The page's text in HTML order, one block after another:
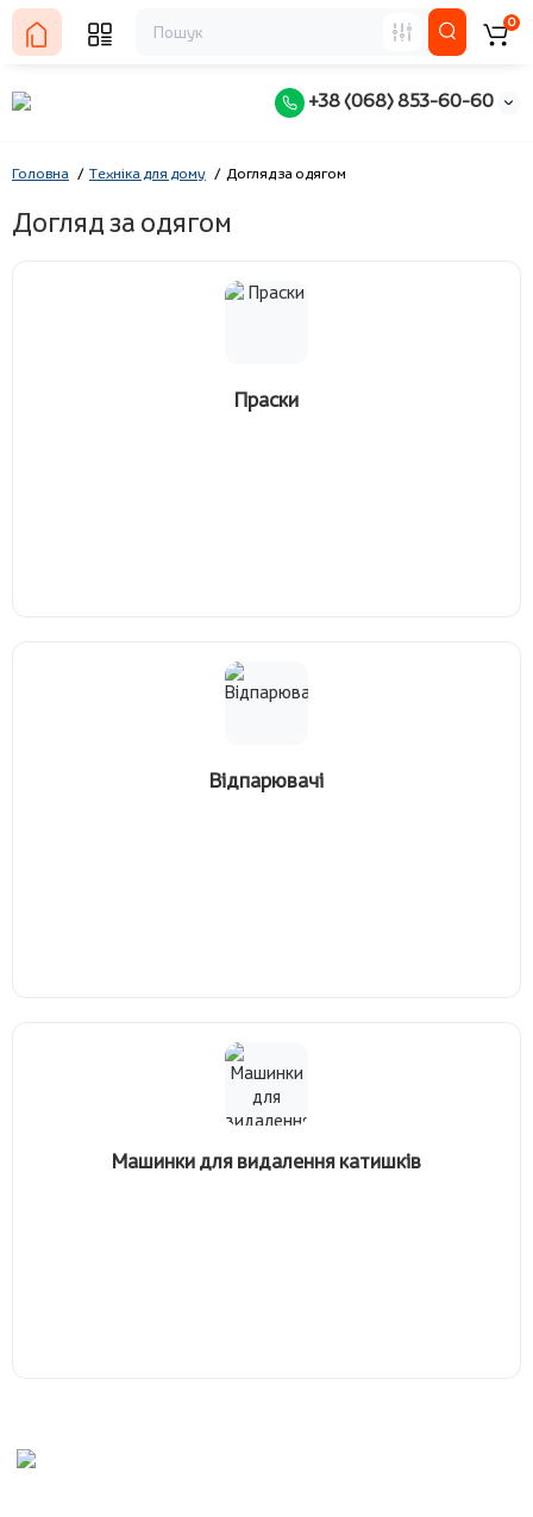
+38 (068) 853-60-60
0
Головна Техніка для дому Догляд за одягом
Догляд за одягом
Праски
Відпарювачі
Машинки для видалення катишків